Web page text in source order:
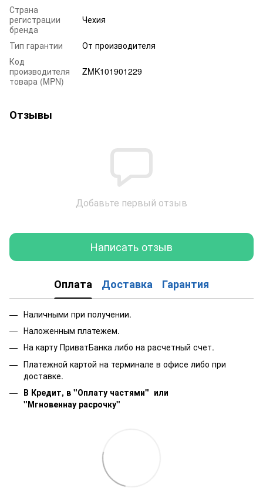
Страна
регистрации
бренда
Чехия
Тип гарантии
От производителя
Код
производителя
товара (MPN)
ZMK101901229
Отзывы
Добавьте первый отзыв
Написать отзыв
Оплата Доставка Гарантия
Наличными при получении.
Наложенным платежем.
На карту ПриватБанка либо на расчетный счет.
Платежной картой на терминале в офисе либо при
доставке.
В Кредит, в "Оплату частями" или
"Мгновеннау расрочку"